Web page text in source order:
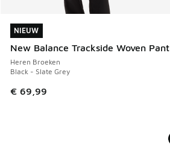
NIEUW
New Balance Trackside Woven Pant
Heren Broeken
Black - Slate Grey
€ 69,99
NIEUW